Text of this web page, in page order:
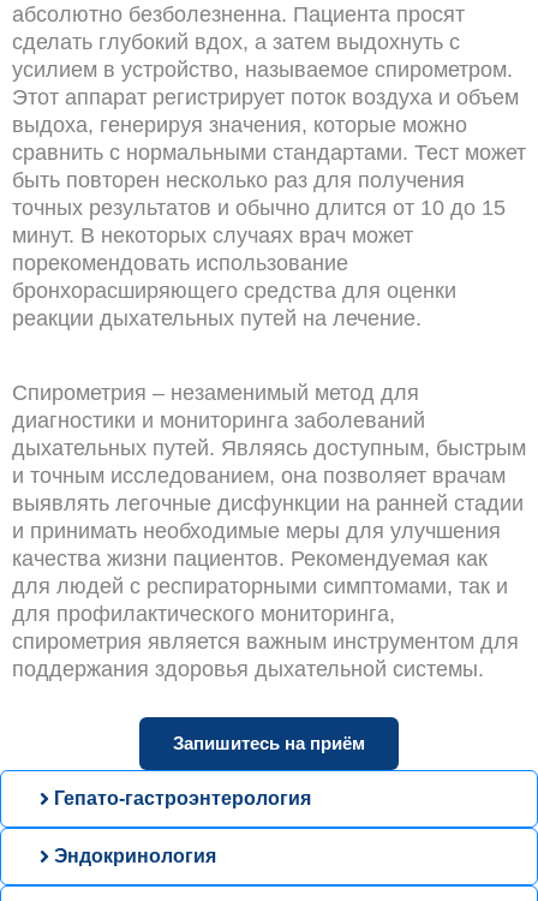
Гепато-гастроэнтерология
Эндокринология
абсолютно безболезненна. Пациента просят
сделать глубокий вдох, а затем выдохнуть с
усилием в устройство, называемое спирометром.
Этот аппарат регистрирует поток воздуха и объем
выдоха, генерируя значения, которые можно
сравнить с нормальными стандартами. Тест может
быть повторен несколько раз для получения
точных результатов и обычно длится от 10 до 15
минут. В некоторых случаях врач может
порекомендовать использование
бронхорасширяющего средства для оценки
реакции дыхательных путей на лечение.
Спирометрия – незаменимый метод для
диагностики и мониторинга заболеваний
дыхательных путей. Являясь доступным, быстрым
и точным исследованием, она позволяет врачам
выявлять легочные дисфункции на ранней стадии
и принимать необходимые меры для улучшения
качества жизни пациентов. Рекомендуемая как
для людей с респираторными симптомами, так и
для профилактического мониторинга,
спирометрия является важным инструментом для
поддержания здоровья дыхательной системы.
Запишитесь на приём